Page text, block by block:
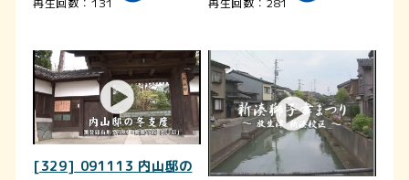
[329] 091113 内山邸の